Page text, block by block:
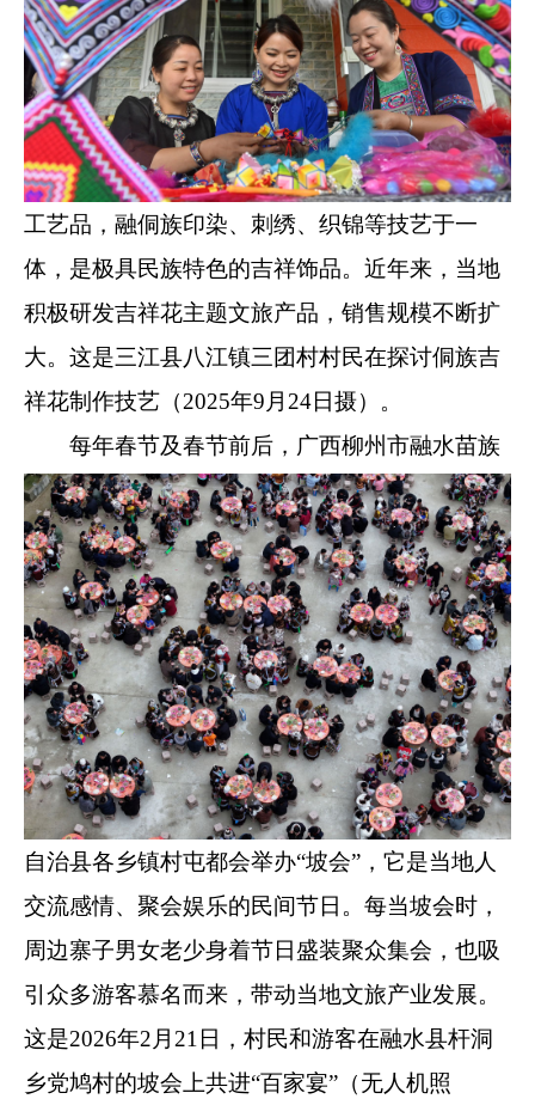
工艺品，融侗族印染、刺绣、织锦等技艺于一
体，是极具民族特色的吉祥饰品。近年来，当地
积极研发吉祥花主题文旅产品，销售规模不断扩
大。这是三江县八江镇三团村村民在探讨侗族吉
祥花制作技艺（2025年9月24日摄）。
每年春节及春节前后，广西柳州市融水苗族
自治县各乡镇村屯都会举办“坡会”，它是当地人
交流感情、聚会娱乐的民间节日。每当坡会时，
周边寨子男女老少身着节日盛装聚众集会，也吸
引众多游客慕名而来，带动当地文旅产业发展。
这是2026年2月21日，村民和游客在融水县杆洞
乡党鸠村的坡会上共进“百家宴”（无人机照